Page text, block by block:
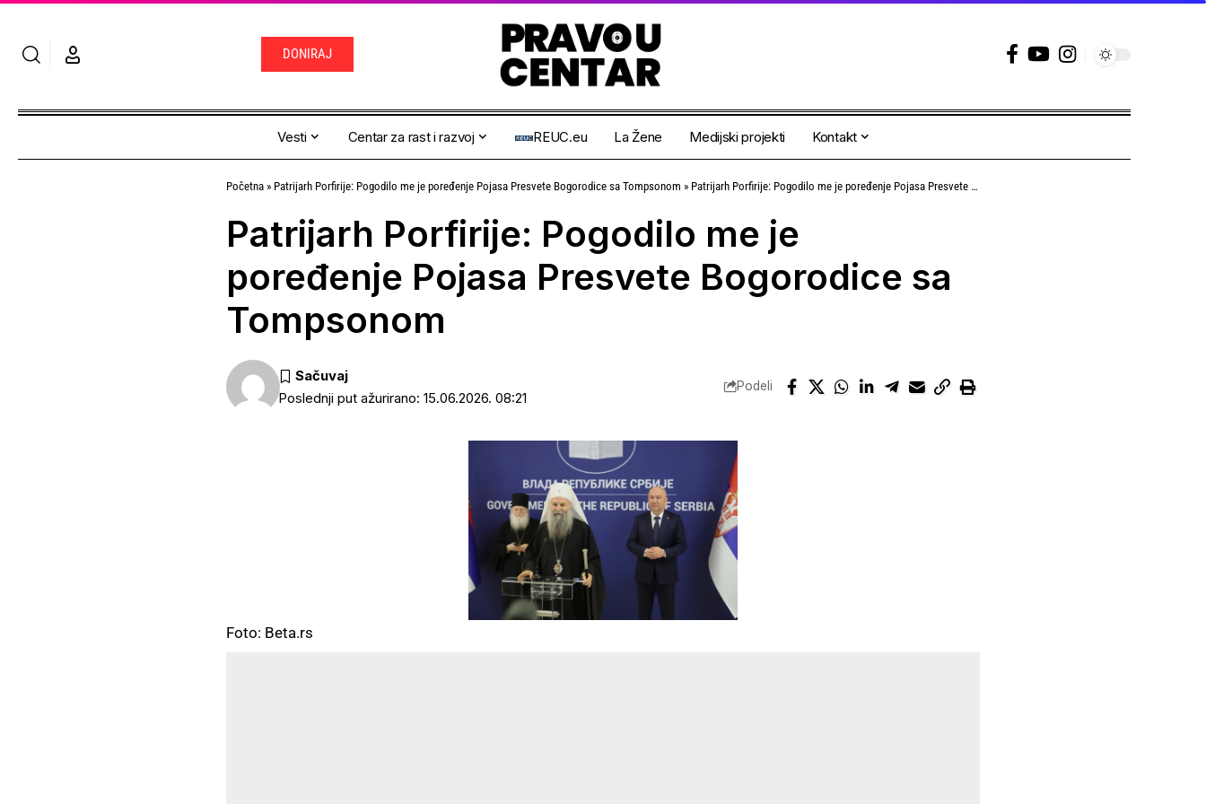
DONIRAJ
Vesti Centar za rast i razvoj REUC.eu La Žene Medijski projekti Kontakt
Početna » Patrijarh Porfirije: Pogodilo me je poređenje Pojasa Presvete Bogorodice sa Tompsonom » Patrijarh Porfirije: Pogodilo me je poređenje Pojasa Presvete Bogorodice sa Tompsonom
Patrijarh Porfirije: Pogodilo me je
poređenje Pojasa Presvete Bogorodice sa
Tompsonom
Poslednji put ažurirano: 15.06.2026. 08:21
Podeli
Foto: Beta.rs